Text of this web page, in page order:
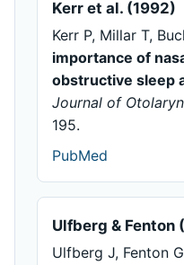
Kerr et al. (1992)
Kerr P, Millar T,
importance of
obstructive sleep
Journal of
195.
PubMed
Ulfberg & Fenton
Ulfberg J, Fenton